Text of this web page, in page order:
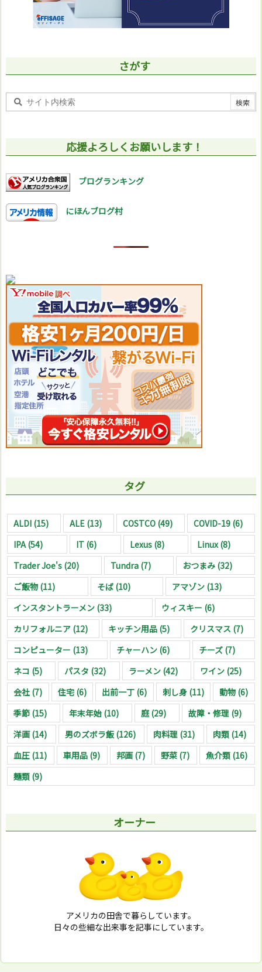
さがす
応援よろしくお願いします！
ブログランキング
にほんブログ村
タグ
ALDI (15) ALE (13) COSTCO (49) COVID-19 (6)
IPA(54) IT(6) Lexus(8) Linux(8)
Trader Joe's (20) Tundra (7) おつまみ (32)
ご飯物 (11) そば(10) アマゾン (13)
インスタントラーメン (33) ウィスキー (6)
カリフォルニア (12) キッチン用品 (5) クリスマス (7)
コンピューター (13) チャーハン (6) チーズ(7)
ネコ (5) パスタ (32) ラーメン(42) ワイン(25)
会社 (7) 住宅(6) 出前一丁 (6) 刺し身(11) 動物 (6)
季節 (15) 年末年始 (10) 庭(29) 故障・修理 (9)
洋画(14) 男のズボラ飯(126) 肉料理 (31) 肉類(14)
血圧 (11) 車用品(9) 邦画(7) 野菜 (7) 魚介類 (16)
麺類 (9)
オーナー
アメリカの田舎で暮らしています。
日々の些細な出来事を記事にしています。